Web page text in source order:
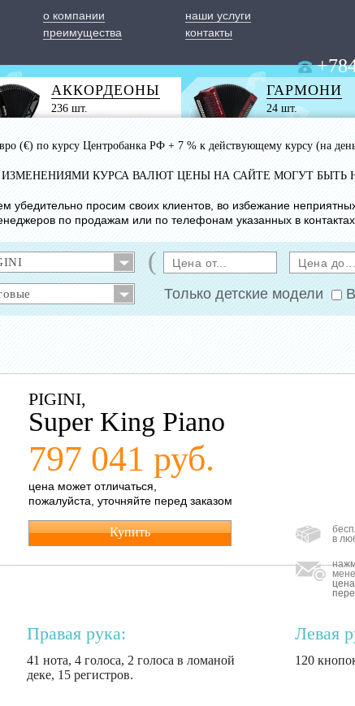
о компании
наши услуги
преимущества
контакты
АККОРДЕОНЫ
236 шт.
ГАРМОНИ
24 шт.
(€) по курсу Центробанка РФ + 7 % к действующему курсу (на
ИЗМЕНЕНИЯМИ КУРСА ВАЛЮТ ЦЕНЫ НА САЙТЕ МОГУТ БЫТЬ
убедительно просим своих клиентов, во избежание
по продажам или по телефонам указанных в
(
Только детские модели
PIGINI,
Super King Piano
797 041 руб.
цена может отличаться,
пожалуйста, уточняйте перед заказом
Купить
в
Правая рука:
41 нота, 4 голоса, 2 голоса в ломаной
деке, 15 регистров.
Левая
120